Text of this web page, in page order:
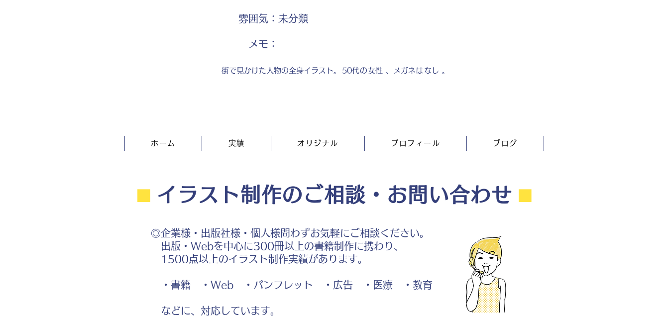
雰囲気： 未分類
​メモ：
街で見かけた人物の全身イラスト。 50代の女性 、メガネは なし 。
ホーム 実績 オリジナル プロフィール ブログ
⬛︎ イラスト制作のご相談・お問い合わせ ⬛︎
◎企業様・出版社様・個人様問わずお気軽にご相談ください。
出版・Webを中心に300冊以上の書籍制作に携わり、
1500点以上のイラスト制作実績があります。
・書籍 ・Web ・パンフレット ・広告 ・医療 ・教育
などに、対応しています。